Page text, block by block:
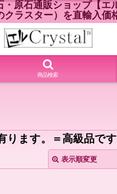
原石通販ショップ【
ラスター）を直輸入価
商品検索
ます。＝高級品です
表示順変更